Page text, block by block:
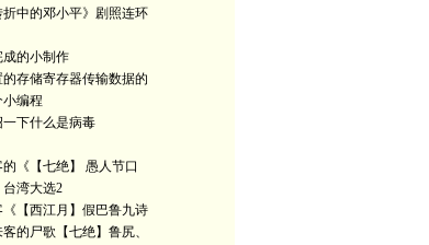
折中的邓小平》剧照连环
成的小制作
的存储寄存器传输数据的
小编程
一下什么是病毒
的《【七绝】 愚人节口
台湾大选2
《【西江月】假巴鲁九诗
客的尸歌【七绝】鲁尻、